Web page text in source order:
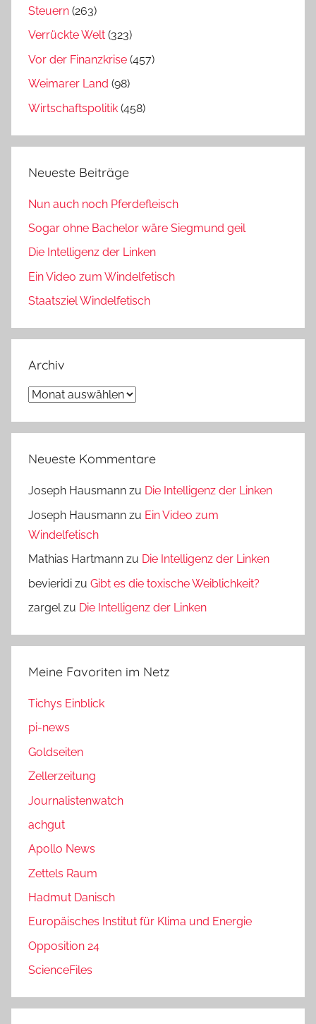
Steuern (263)
Verrückte Welt (323)
Vor der Finanzkrise (457)
Weimarer Land (98)
Wirtschaftspolitik (458)
Neueste Beiträge
Nun auch noch Pferdefleisch
Sogar ohne Bachelor wäre Siegmund geil
Die Intelligenz der Linken
Ein Video zum Windelfetisch
Staatsziel Windelfetisch
Archiv
Archiv
Neueste Kommentare
Joseph Hausmann zu Die Intelligenz der Linken
Joseph Hausmann zu Ein Video zum
Windelfetisch
Mathias Hartmann zu Die Intelligenz der Linken
bevieridi zu Gibt es die toxische Weiblichkeit?
zargelzu Die Intelligenz der Linken
Meine Favoriten im Netz
Tichys Einblick
pi-news
Goldseiten
Zellerzeitung
Journalistenwatch
achgut
Apollo News
Zettels Raum
Hadmut Danisch
Europäisches Institut für Klima und Energie
Opposition 24
ScienceFiles